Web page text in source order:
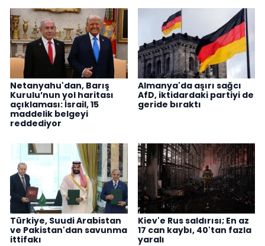
Netanyahu'dan, Barış
Kurulu’nun yol haritası
açıklaması: İsrail, 15
maddelik belgeyi
reddediyor
Almanya'da aşırı sağcı
AfD, iktidardaki partiyi de
geride bıraktı
Türkiye, Suudi Arabistan
ve Pakistan'dan savunma
ittifakı
Kiev'e Rus saldırısı; En az
17 can kaybı, 40'tan fazla
yaralı